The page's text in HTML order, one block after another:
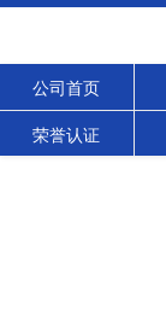
公司首页
荣誉认证